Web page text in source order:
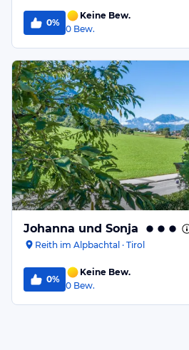
0%
Keine Bew.
0 Bew.
Johanna und Sonja
Reith im Alpbachtal · Tirol
0%
Keine Bew.
0 Bew.